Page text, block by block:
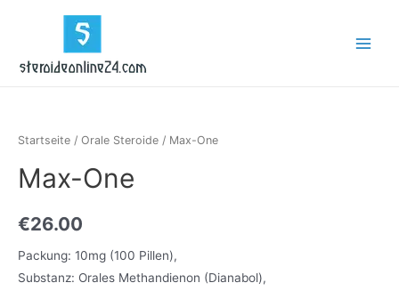
Startseite / Orale Steroide / Max-One
Max-One
€26.00
Packung: 10mg (100 Pillen),
Substanz: Orales Methandienon (Dianabol),